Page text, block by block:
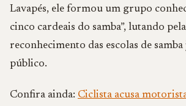
Lavapés, ele formou um grupo
cinco cardeais do samba”, lutando
reconhecimento das escolas de
público.
Confira ainda: Ciclista acusa